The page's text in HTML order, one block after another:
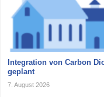
Integration von Carbon
geplant
7. August 2026